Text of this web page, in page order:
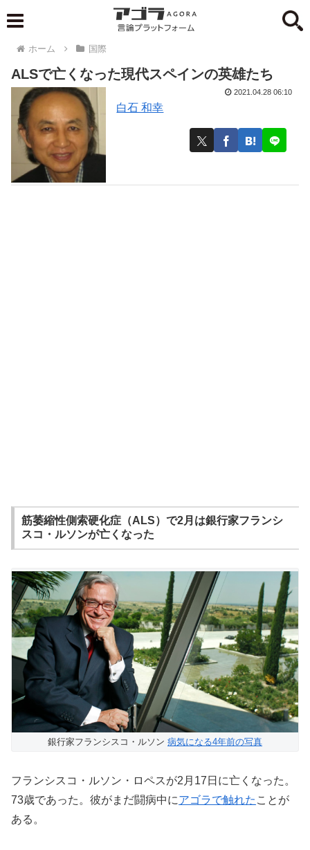
ホーム 国際
ALSで亡くなった現代スペインの英雄たち
白石 和幸
2021.04.28 06:10
筋萎縮性側索硬化症（ALS）で2月は銀行家フランシ
スコ・ルソンが亡くなった
銀行家フランシスコ・ルソン 病気になる4年前の写真
フランシスコ・ルソン・ロペスが2月17日に亡くなった。
73歳であった。彼がまだ闘病中にアゴラで触れた ことが
ある。